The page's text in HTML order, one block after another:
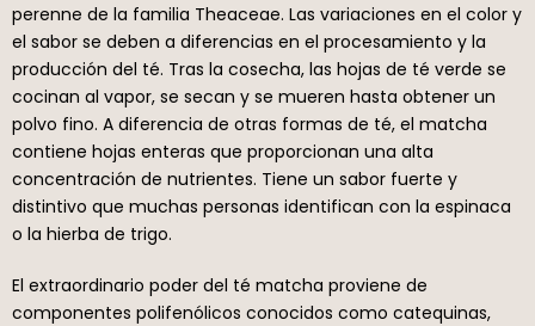
perenne de la familia Theaceae. Las variaciones en el color y
el sabor se deben a diferencias en el procesamiento y la
producción del té. Tras la cosecha, las hojas de té verde se
cocinan al vapor, se secan y se mueren hasta obtener un
polvo fino. A diferencia de otras formas de té, el matcha
contiene hojas enteras que proporcionan una alta
concentración de nutrientes. Tiene un sabor fuerte y
distintivo que muchas personas identifican con la espinaca
o la hierba de trigo.
El extraordinario poder del té matcha proviene de
componentes polifenólicos conocidos como catequinas,